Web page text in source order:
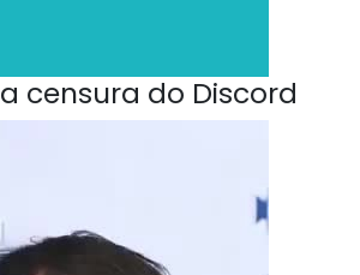
censura do Discord